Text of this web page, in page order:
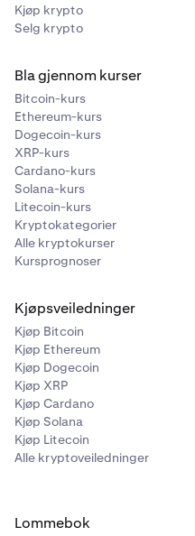
Kjøp krypto
Selg krypto
Bla gjennom kurser
Bitcoin-kurs
Ethereum-kurs
Dogecoin-kurs
XRP-kurs
Cardano-kurs
Solana-kurs
Litecoin-kurs
Kryptokategorier
Alle kryptokurser
Kursprognoser
Kjøpsveiledninger
Kjøp Bitcoin
Kjøp Ethereum
Kjøp Dogecoin
Kjøp XRP
Kjøp Cardano
Kjøp Solana
Kjøp Litecoin
Alle kryptoveiledninger
Lommebok